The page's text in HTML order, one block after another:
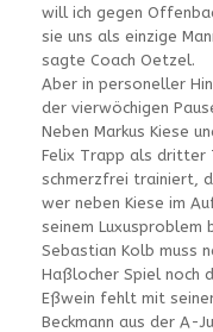
will ich gegen
sie uns als einzige
sagte Coach Oetzel.
Aber in personeller
der vierwöchigen
Neben Markus Kiese
Felix Trapp als dritter
schmerzfrei trainiert,
wer neben Kiese im
seinem Luxusproblem
Sebastian Kolb muss
Haßlocher Spiel noch
Eßwein fehlt mit
Beckmann aus der A-